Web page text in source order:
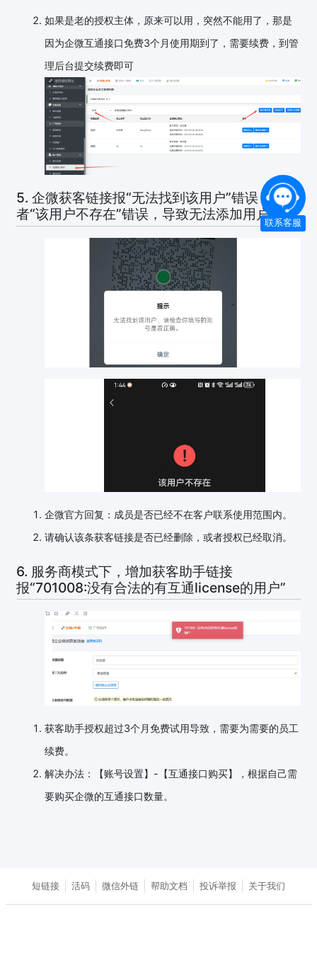
如果是老的授权主体，原来可以用，突然不能用了，那是
因为企微互通接口免费3个月使用期到了，需要续费，到管
理后台提交续费即可
5. 企微获客链接报“无法找到该用户”错误，或
者“该用户不存在”错误，导致无法添加用户
企微官方回复：成员是否已经不在客户联系使用范围内。
请确认该条获客链接是否已经删除，或者授权已经取消。
6. 服务商模式下，增加获客助手链接
报“701008:没有合法的有互通license的用户”
获客助手授权超过3个月免费试用导致，需要为需要的员工
续费。
解决办法：【账号设置】-【互通接口购买】，根据自己需
要购买企微的互通接口数量。
短链接 活码 微信外链 帮助文档 投诉举报 关于我们
联系客服